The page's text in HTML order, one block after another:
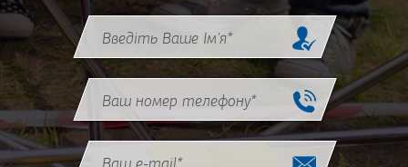
Назва (ім'я)
Phone
Email